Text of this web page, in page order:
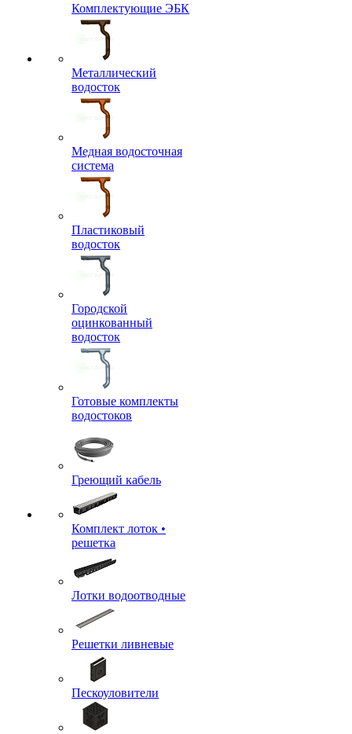
Комплектующие ЭБК
Металлический
водосток
Медная водосточная
система
Пластиковый
водосток
Городской
оцинкованный
водосток
Готовые комплекты
водостоков
Греющий кабель
Комплект лоток •
решетка
Лотки водоотводные
Решетки ливневые
Пескоуловители